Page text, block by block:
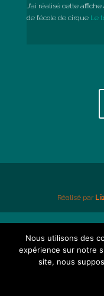
J’ai réalisé cette
de l’école de cirque Le
Réalisé par
Nous utilisons des
expérience sur notre
site, nous